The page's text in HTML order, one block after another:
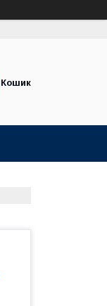
Кошик